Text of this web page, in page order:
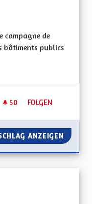
campagne de
bâtiments publics
50 50 FOLLOWER
FOLGEN
RÉNOVATION ET
ANZEIGEN